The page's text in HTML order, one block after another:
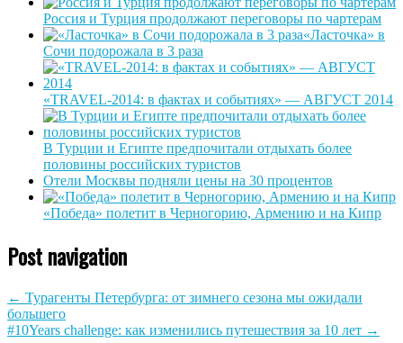
Россия и Турция продолжают переговоры по чартерам
«Ласточка» в
Сочи подорожала в 3 раза
«TRAVEL-2014: в фактах и событиях» — АВГУСТ 2014
В Турции и Египте предпочитали отдыхать более
половины российских туристов
Отели Москвы подняли цены на 30 процентов
«Победа» полетит в Черногорию, Армению и на Кипр
Post navigation
← Турагенты Петербурга: от зимнего сезона мы ожидали
большего
#10Years challenge: как изменились путешествия за 10 лет →